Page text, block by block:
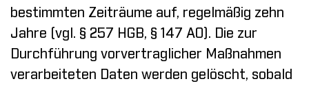
bestimmten Zeiträume auf, regelmäßig zehn
Jahre (vgl. § 257 HGB, § 147 AO). Die zur
Durchführung vorvertraglicher Maßnahmen
verarbeiteten Daten werden gelöscht, sobald